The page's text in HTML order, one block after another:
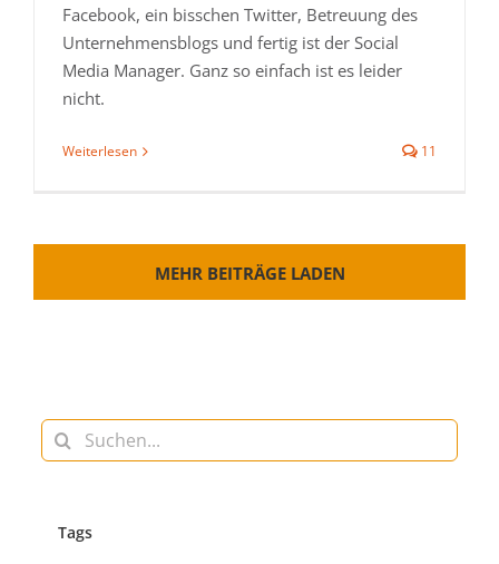
Facebook, ein bisschen Twitter, Betreuung des
Unternehmensblogs und fertig ist der Social
Media Manager. Ganz so einfach ist es leider
nicht.
Weiterlesen 11
MEHR BEITRÄGE LADEN
Suche
nach:
Tags